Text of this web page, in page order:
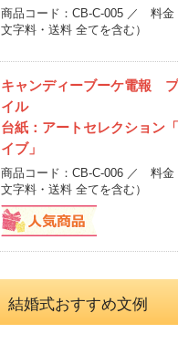
商品コード：CB-C-005 ／ 料金
文字料・送料 全てを含む）
キャンディーブーケ電報
イル
台紙：アートセレクション
イブ」
商品コード：CB-C-006 ／ 料金
文字料・送料 全てを含む）
結婚式おすすめ文例